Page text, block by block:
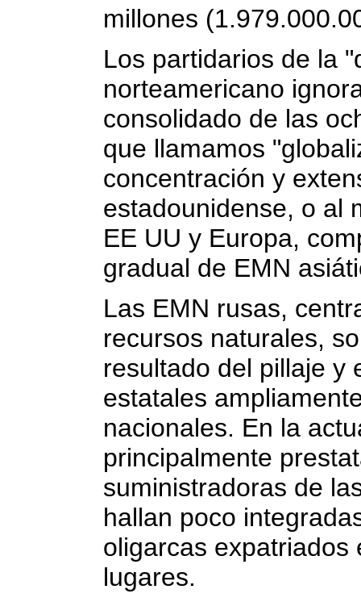
millones
Los partidarios de la
norteamericano
consolidado de las
que llamamos
concentración y
estadounidense, o al
EE UU y Europa,
gradual de EMN
Las EMN rusas,
recursos naturales,
resultado del pillaje y
estatales
nacionales. En la
principalmente
suministradoras de
hallan poco
oligarcas expatriados
lugares.